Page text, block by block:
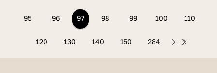
95 96 97 98 99 100 110
120 130 140 150 284